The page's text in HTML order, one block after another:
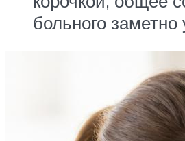
больного заметно